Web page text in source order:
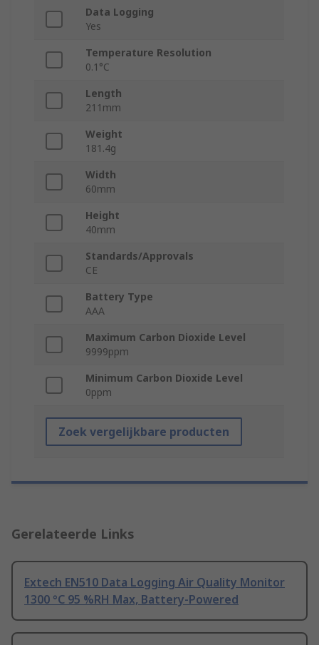
Data Logging
Yes
Temperature Resolution
0.1°C
Length
211mm
Weight
181.4g
Width
60mm
Height
40mm
Standards/Approvals
CE
Battery Type
AAA
Maximum Carbon Dioxide Level
9999ppm
Minimum Carbon Dioxide Level
0ppm
Zoek vergelijkbare producten
Gerelateerde Links
Extech EN510 Data Logging Air Quality Monitor
1300 °C 95 %RH Max, Battery-Powered